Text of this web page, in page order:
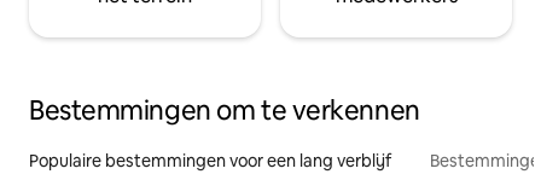
Bestemmingen om te verkennen
Populaire bestemmingen voor een lang verblijf